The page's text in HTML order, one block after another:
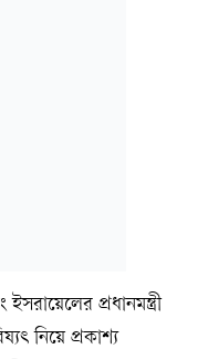
ইসরায়েলের প্রধানমন্ত্রী
নিয়ে প্রকাশ্য